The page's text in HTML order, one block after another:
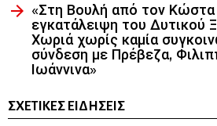
«Στη Βουλή από τον
εγκατάλειψη του Δυτικού
Χωριά χωρίς καμία
σύνδεση με Πρέβεζα,
Ιωάννινα»
ΣΧΕΤΙΚΈΣ ΕΙΔΉΣΕΙΣ